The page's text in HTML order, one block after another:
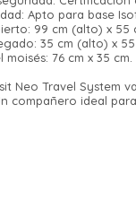
Apto para base
99 cm (alto) x 55
35 cm (alto) x
moisés: 76 cm x 35 cm.
Neo Travel System
compañero ideal